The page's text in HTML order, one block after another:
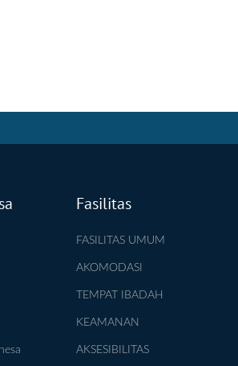
Fasilitas
FASILITAS UMUM
AKOMODASI
TEMPAT IBADAH
KEAMANAN
AKSESIBILITAS